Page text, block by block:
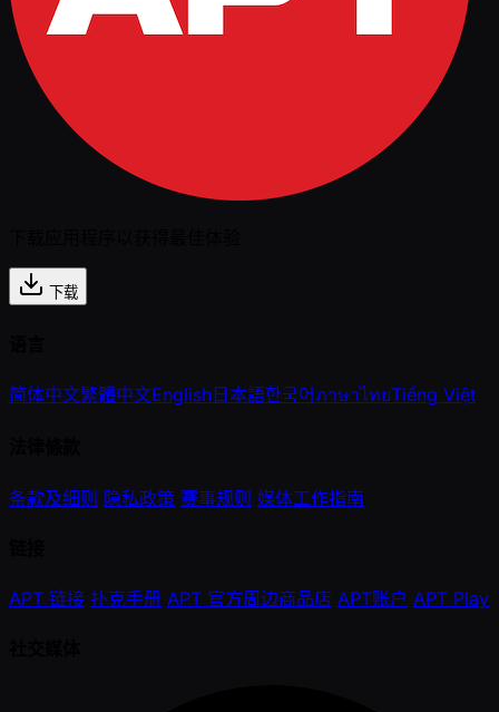
下载
简体中文繁體中文English日本語한국어ภาษาไทยTiếng Việt
条款及细则 隐私政策 赛事规则 媒体工作指南
APT 链接 扑克手册 APT 官方周边商品店 APT账户 APT Play